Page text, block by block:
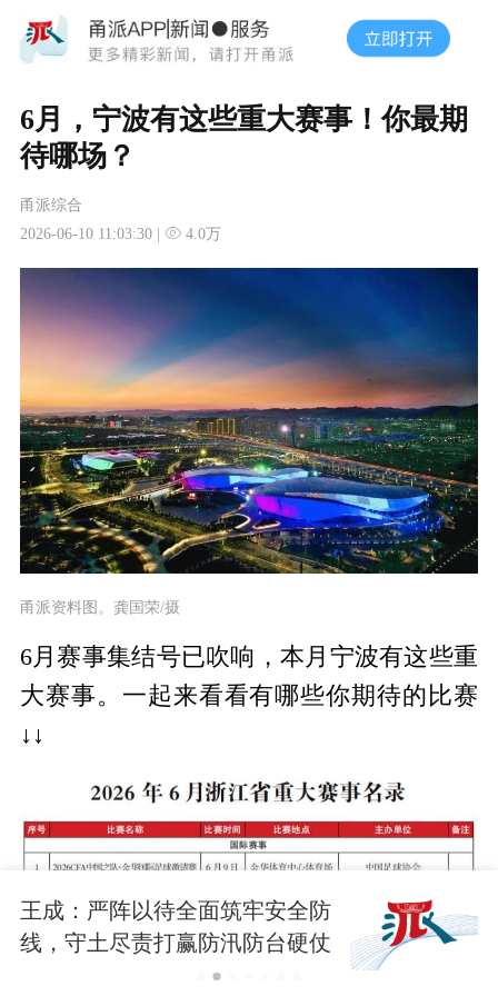
6月，宁波有这些重大赛事！你最期
待哪场？
甬派综合
2026-06-10 11:03:30 |
4.0万
甬派资料图。龚国荣/摄
6月赛事集结号已吹响，本月宁波有这些重
大赛事。一起来看看有哪些你期待的比赛
↓↓
王成：严阵以待全面筑牢安全防
线，守土尽责打赢防汛防台硬仗